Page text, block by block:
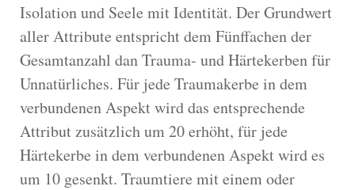
Isolation und Seele mit Identität. Der Grundwert
aller Attribute entspricht dem Fünffachen der
Gesamtanzahl dan Trauma- und Härtekerben für
Unnatürliches. Für jede Traumakerbe in dem
verbundenen Aspekt wird das entsprechende
Attribut zusätzlich um 20 erhöht, für jede
Härtekerbe in dem verbundenen Aspekt wird es
um 10 gesenkt. Traumtiere mit einem oder